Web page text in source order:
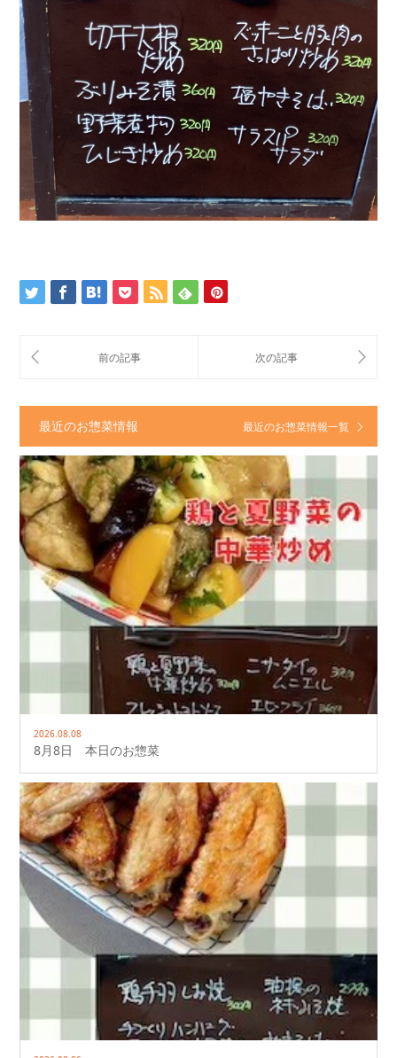
最近のお惣菜情報 最近のお惣菜情報一覧
2026.08.08
8月8日 本日のお惣菜